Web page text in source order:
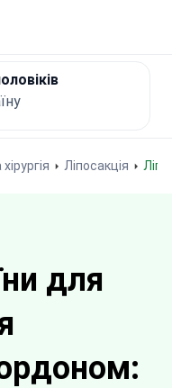
Ліпосакція
для